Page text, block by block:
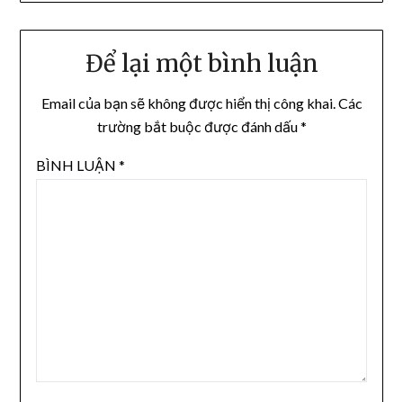
Để lại một bình luận
Email của bạn sẽ không được hiển thị công khai.Các
trường bắt buộc được đánh dấu*
BÌNH LUẬN *